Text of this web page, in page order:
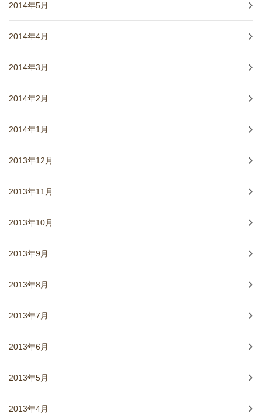
2014年5月
2014年4月
2014年3月
2014年2月
2014年1月
2013年12月
2013年11月
2013年10月
2013年9月
2013年8月
2013年7月
2013年6月
2013年5月
2013年4月